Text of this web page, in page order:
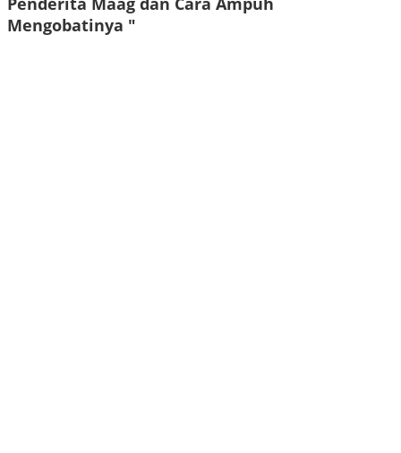
Mengobatinya "